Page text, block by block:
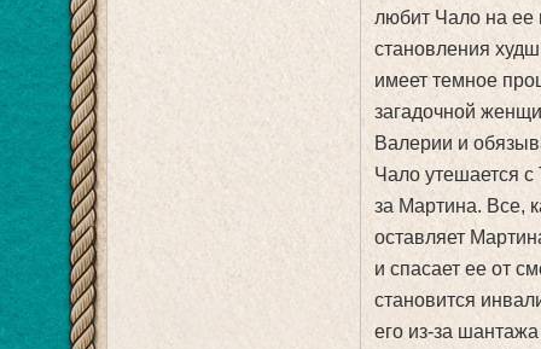
любит Чало на ее
становления
имеет темное
загадочной
Валерии и
Чало утешается
за Мартина. Все,
оставляет
и спасает ее от
становится
его из-за